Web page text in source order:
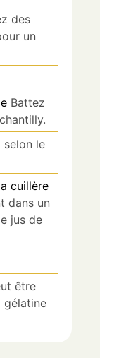
des
un
Battez
selon le
cuillère
dans un
jus de
être
gélatine